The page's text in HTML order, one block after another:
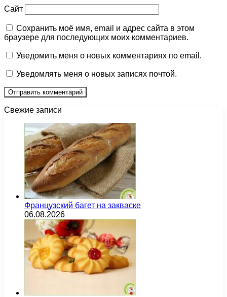
Сайт
Сохранить моё имя, email и адрес сайта в этом
браузере для последующих моих комментариев.
Уведомить меня о новых комментариях по email.
Уведомлять меня о новых записях почтой.
Свежие записи
Французский багет на закваске
06.08.2026